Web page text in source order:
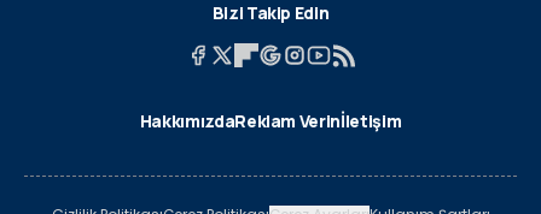
Bizi Takip Edin
HakkımızdaReklam Verinİletişim